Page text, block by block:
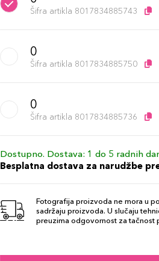
Šifra artikla 8017834885743
0
Šifra artikla 8017834885750
0
Šifra artikla 8017834885736
Dostupno. Dostava: 1 do 5 radnih
Besplatna dostava za narudžbe
Fotografija proizvoda ne mora u
sadržaju proizvoda. U slučaju
preuzima odgovornost za tačnost